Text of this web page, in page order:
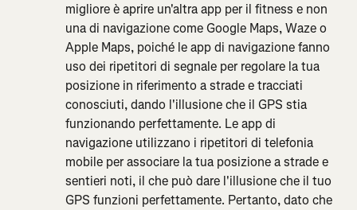
migliore è aprire un'altra app per il fitness e non
una di navigazione come Google Maps, Waze o
Apple Maps, poiché le app di navigazione fanno
uso dei ripetitori di segnale per regolare la tua
posizione in riferimento a strade e tracciati
conosciuti, dando l'illusione che il GPS stia
funzionando perfettamente. Le app di
navigazione utilizzano i ripetitori di telefonia
mobile per associare la tua posizione a strade e
sentieri noti, il che può dare l'illusione che il tuo
GPS funzioni perfettamente. Pertanto, dato che